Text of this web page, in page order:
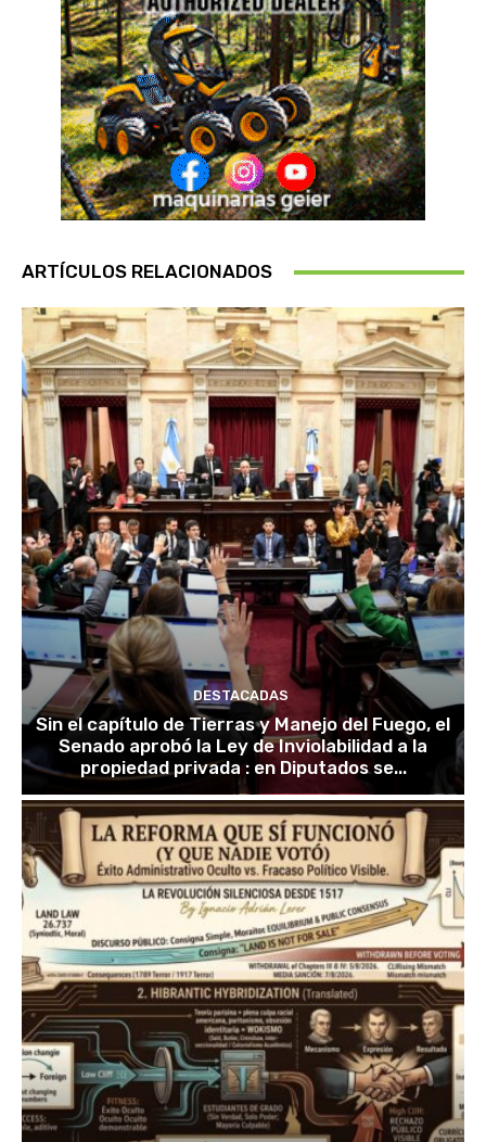
ARTÍCULOS RELACIONADOS
DESTACADAS
Sin el capítulo de Tierras y Manejo del Fuego, el
Senado aprobó la Ley de Inviolabilidad a la
propiedad privada : en Diputados se...